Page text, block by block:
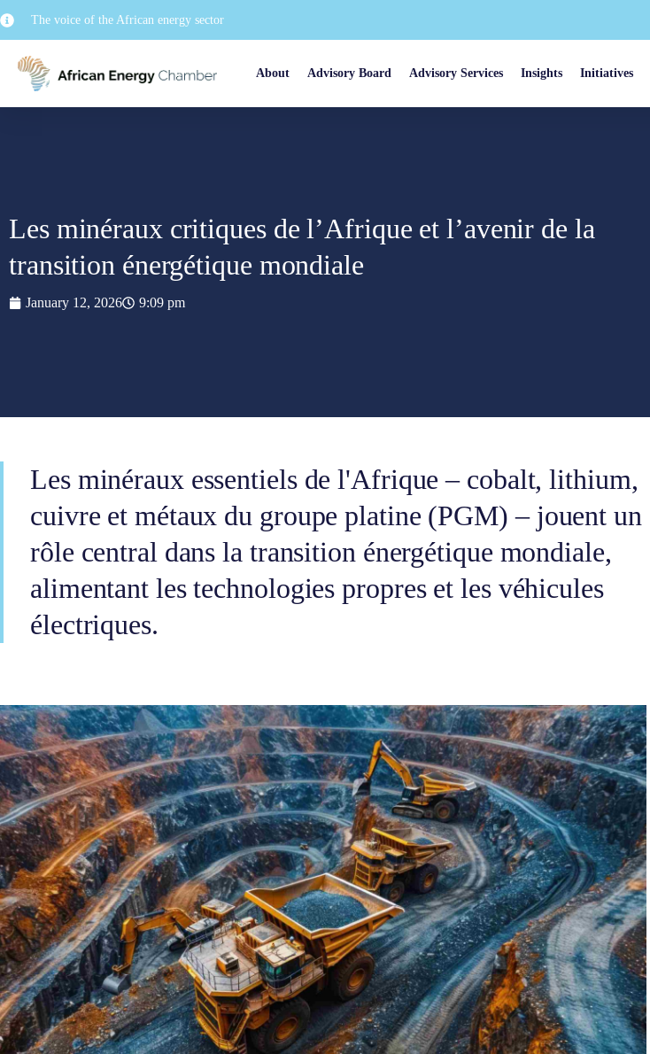
The voice of the African energy sector
About Advisory Board Advisory Services Insights Initiatives
Les minéraux critiques de l’Afrique et l’avenir de la
transition énergétique mondiale
January 12, 2026 9:09 pm
Les minéraux essentiels de l'Afrique – cobalt, lithium,
cuivre et métaux du groupe platine (PGM) – jouent un
rôle central dans la transition énergétique mondiale,
alimentant les technologies propres et les véhicules
électriques.